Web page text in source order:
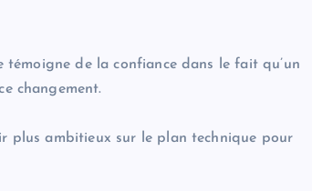
témoigne de la confiance dans le fait qu’un
changement.
plus ambitieux sur le plan technique pour